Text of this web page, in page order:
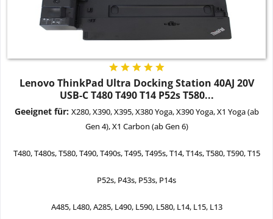
Lenovo ThinkPad Ultra Docking Station 40AJ 20V
USB-C T480 T490 T14 P52s T580...
Geeignet für: X280, X390, X395, X380 Yoga, X390 Yoga, X1 Yoga (ab
Gen 4), X1 Carbon (ab Gen 6)
T480, T480s, T580, T490, T490s, T495, T495s, T14, T14s,T580, T590,T15
P52s, P43s, P53s, P14s
A485, L480, A285, L490, L590, L580, L14, L15, L13